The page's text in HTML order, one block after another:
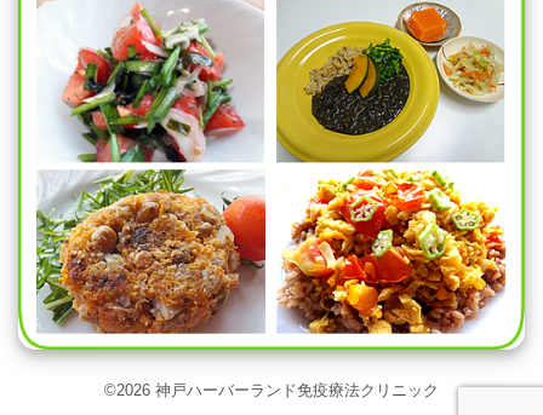
©2026 神戸ハーバーランド免疫療法クリニック